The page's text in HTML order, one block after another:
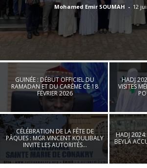
Mohamed Emir SOUMAH - 12
GUINÉE : DÉBUT OFFICIEL DU
RAMADAN ET DU CARÊME CE 18
FÉVRIER 2026
HADJ
VISITES
CÉLÉBRATION DE LA FÊTE DE
PÂQUES : MGR VINCENT KOULIBALY
INVITE LES AUTORITÉS...
HADJ 2024:
BEYLA